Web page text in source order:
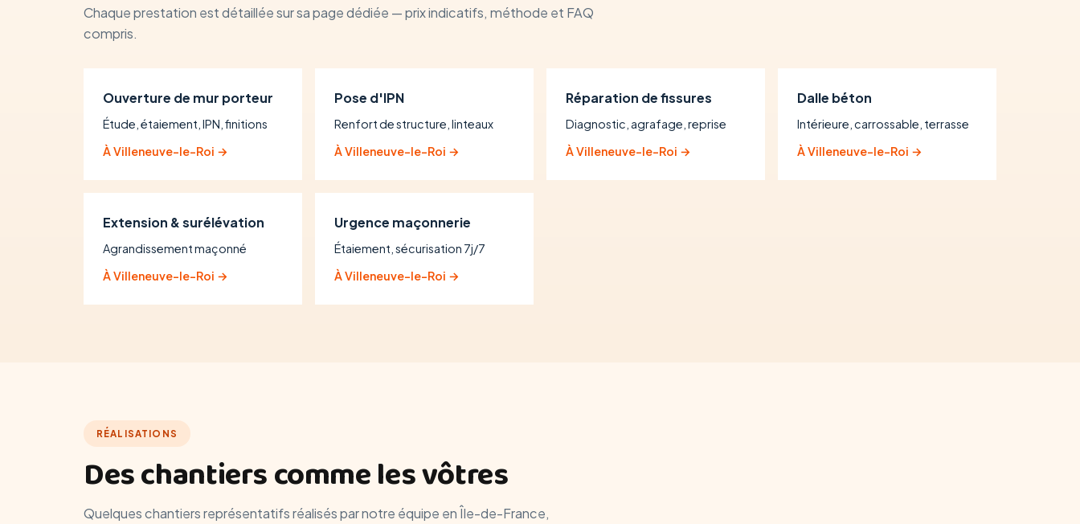
Chaque prestation est détaillée sur sa page dédiée — prix indicatifs, méthode et FAQ
compris.
Ouverture de mur porteur
Étude, étaiement, IPN, finitions
À Villeneuve-le-Roi →
Pose d'IPN
Renfort de structure, linteaux
À Villeneuve-le-Roi →
Réparation de fissures
Diagnostic, agrafage, reprise
À Villeneuve-le-Roi →
Dalle béton
Intérieure, carrossable, terrasse
À Villeneuve-le-Roi →
Extension & surélévation
Agrandissement maçonné
À Villeneuve-le-Roi →
Urgence maçonnerie
Étaiement, sécurisation 7j/7
À Villeneuve-le-Roi →
RÉALISATIONS
Des chantiers comme les vôtres
Quelques chantiers représentatifs réalisés par notre équipe en Île-de-France,